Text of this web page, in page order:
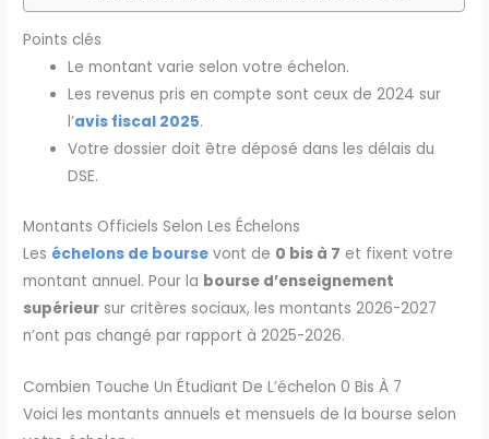
Points clés
Le montant varie selon votre échelon.
Les revenus pris en compte sont ceux de 2024 sur
l’avis fiscal 2025.
Votre dossier doit être déposé dans les délais du
DSE.
Montants Officiels Selon Les Échelons
Les échelons de bourse vont de 0 bis à 7 et fixent votre
montant annuel. Pour la bourse d’enseignement
supérieur sur critères sociaux, les montants 2026-2027
n’ont pas changé par rapport à 2025-2026.
Combien Touche Un Étudiant De L’échelon 0 Bis À 7
Voici les montants annuels et mensuels de la bourse selon